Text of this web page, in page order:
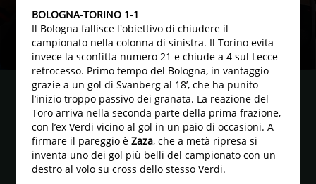
BOLOGNA-TORINO 1-1
Il Bologna fallisce l'obiettivo di chiudere il
campionato nella colonna di sinistra. Il Torino evita
invece la sconfitta numero 21 e chiude a 4 sul Lecce
retrocesso. Primo tempo del Bologna, in vantaggio
grazie a un gol di Svanberg al 18’, che ha punito
l’inizio troppo passivo dei granata. La reazione del
Toro arriva nella seconda parte della prima frazione,
con l’ex Verdi vicino al gol in un paio di occasioni. A
firmare il pareggio è Zaza, che a metà ripresa si
inventa uno dei gol più belli del campionato con un
destro al volo su cross dello stesso Verdi.